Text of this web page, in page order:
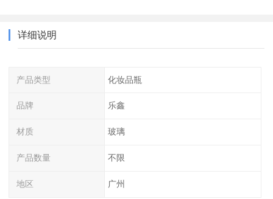
详细说明
产品类型 化妆品瓶
品牌 乐鑫
材质 玻璃
产品数量 不限
地区 广州